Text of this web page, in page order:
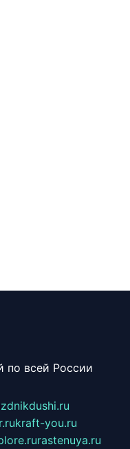
по всей России
kraft-you.ru
rastenuya.ru